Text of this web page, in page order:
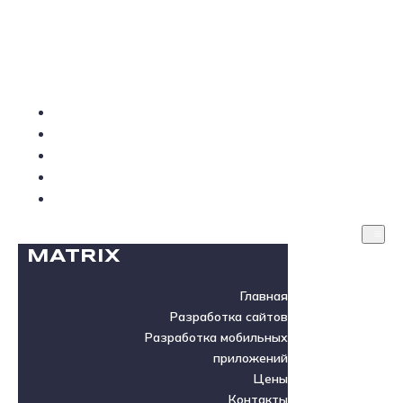
MATRIX
Главная
Разработка сайтов
Разработка мобильных
приложений
Цены
Контакты